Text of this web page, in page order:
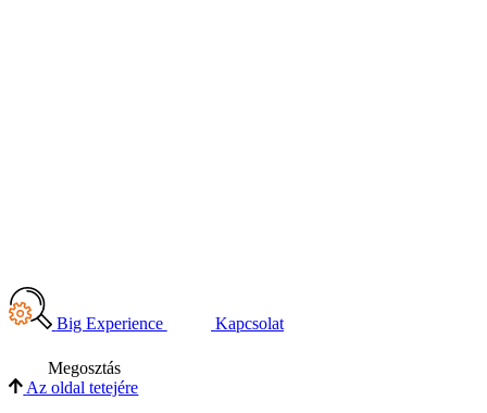
Big Experience Kapcsolat
Megosztás
Az oldal tetejére